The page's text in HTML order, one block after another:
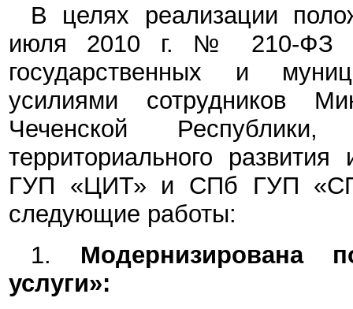
В целях реализации
июля 2010 г. № 210-ФЗ
государственных и
усилиями сотрудников
Чеченской
территориального
ГУП «ЦИТ» и СПб ГУП
следующие работы:
1. Модернизирована
услуги»: